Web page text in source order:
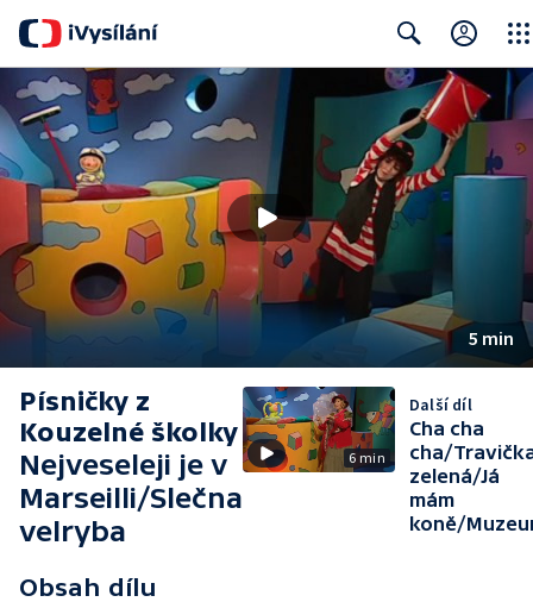
Search Close
5 min
Písničky z
Kouzelné školky
Nejveseleji je v
Marseilli/Slečna
velryba
Obsah dílu
6 min
Další díl
Cha cha
cha/
zelená/Já
mám
koně/